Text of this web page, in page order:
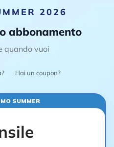
2026
abbonamento
quando vuoi
Hai un coupon?
SUMMER